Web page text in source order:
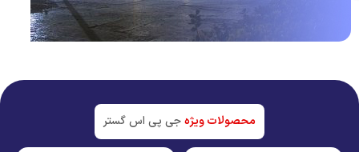
ردیاب خودرو درشیراز
محصولات ویژهجی پی اس گستر